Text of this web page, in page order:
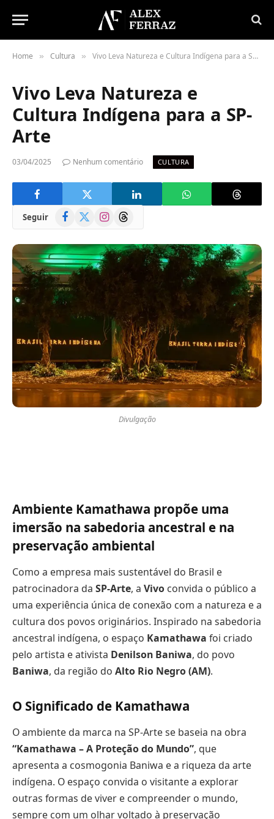
Home » Cultura » Vivo Leva Natureza e Cultura Indígena para a SP-Arte
Vivo Leva Natureza e
Cultura Indígena para a SP-
Arte
03/04/2025 Nenhum comentário CULTURA
Seguir Facebook
(Twitter)
InstagramThreads
Divulgação
Ambiente Kamathawa propõe uma
imersão na sabedoria ancestral e na
preservação ambiental
Como a empresa mais sustentável do Brasil e
patrocinadora da SP-Arte, a Vivo convida o público a
uma experiência única de conexão com a natureza e a
cultura dos povos originários. Inspirado na sabedoria
ancestral indígena, o espaço Kamathawa foi criado
pelo artista e ativista Denilson Baniwa, do povo
Baniwa, da região do Alto Rio Negro (AM).
O Significado de Kamathawa
O ambiente da marca na SP-Arte se baseia na obra
“Kamathawa – A Proteção do Mundo”, que
apresenta a cosmogonia Baniwa e a riqueza da arte
indígena. O espaço convida o visitante a explorar
outras formas de viver e compreender o mundo,
sempre com um olhar voltado à preservação